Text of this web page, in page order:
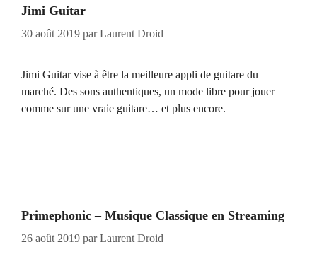
Jimi Guitar
30 août 2019 parLaurent Droid
Jimi Guitar vise à être la meilleure appli de guitare du
marché. Des sons authentiques, un mode libre pour jouer
comme sur une vraie guitare… et plus encore.
Primephonic – Musique Classique en Streaming
26 août 2019 parLaurent Droid